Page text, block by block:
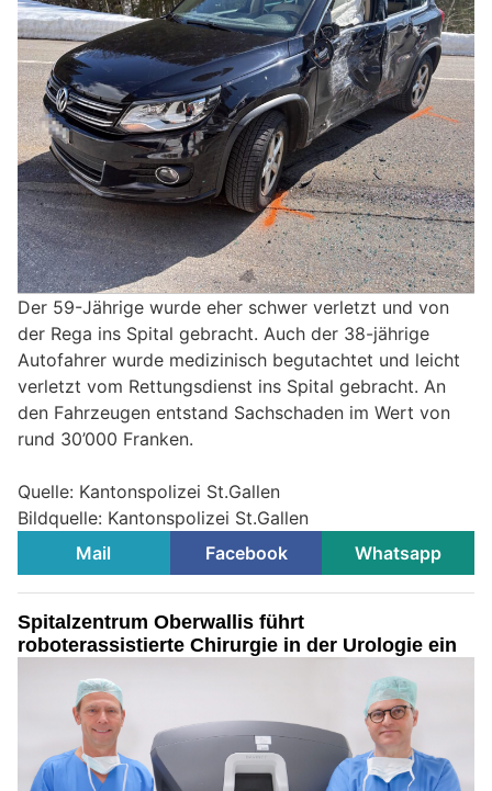
Der 59-Jährige wurde eher schwer verletzt und von
der Rega ins Spital gebracht. Auch der 38-jährige
Autofahrer wurde medizinisch begutachtet und leicht
verletzt vom Rettungsdienst ins Spital gebracht. An
den Fahrzeugen entstand Sachschaden im Wert von
rund 30’000 Franken.
Quelle: Kantonspolizei St.Gallen
Bildquelle: Kantonspolizei St.Gallen
Mail
Facebook Whatsapp
Spitalzentrum Oberwallis führt
roboterassistierte Chirurgie in der Urologie ein